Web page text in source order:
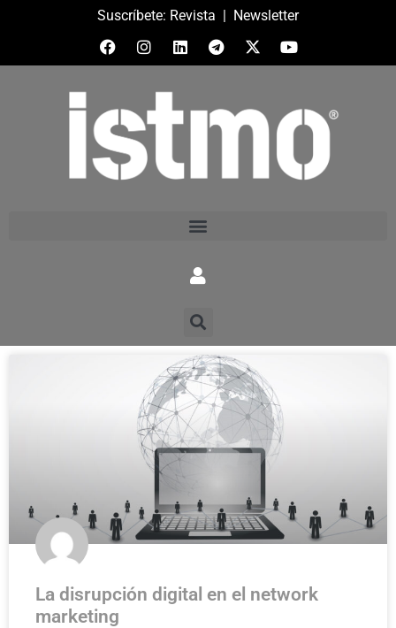
Suscríbete: Revista | Newsletter
La disrupción digital en el network
marketing